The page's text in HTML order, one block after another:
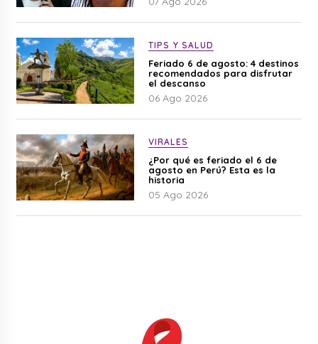
TIPS Y SALUD
Feriado 6 de agosto: 4 destinos
recomendados para disfrutar
el descanso
06 Ago 2026
VIRALES
¿Por qué es feriado el 6 de
agosto en Perú? Esta es la
historia
05 Ago 2026